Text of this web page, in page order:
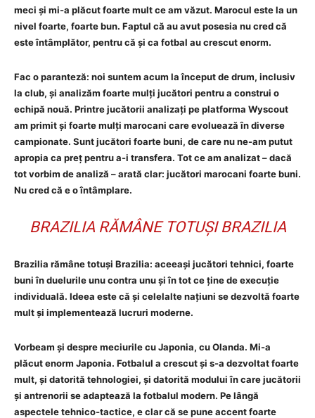
meci și mi-a plăcut foarte mult ce am văzut. Marocul este la un
nivel foarte, foarte bun. Faptul că au avut posesia nu cred că
este întâmplător, pentru că și ca fotbal au crescut enorm.
Fac o paranteză: noi suntem acum la început de drum, inclusiv
la club, și analizăm foarte mulți jucători pentru a construi o
echipă nouă. Printre jucătorii analizați pe platforma Wyscout
am primit și foarte mulți marocani care evoluează în diverse
campionate. Sunt jucători foarte buni, de care nu ne-am putut
apropia ca preț pentru a-i transfera. Tot ce am analizat – dacă
tot vorbim de analiză – arată clar: jucători marocani foarte buni.
Nu cred că e o întâmplare.
BRAZILIA RĂMÂNE TOTUȘI BRAZILIA
Brazilia rămâne totuși Brazilia: aceeași jucători tehnici, foarte
buni în duelurile unu contra unu și în tot ce ține de execuție
individuală. Ideea este că și celelalte națiuni se dezvoltă foarte
mult și implementează lucruri moderne.
Vorbeam și despre meciurile cu Japonia, cu Olanda. Mi-a
plăcut enorm Japonia. Fotbalul a crescut și s-a dezvoltat foarte
mult, și datorită tehnologiei, și datorită modului în care jucătorii
și antrenorii se adaptează la fotbalul modern. Pe lângă
aspectele tehnico‑tactice, e clar că se pune accent foarte